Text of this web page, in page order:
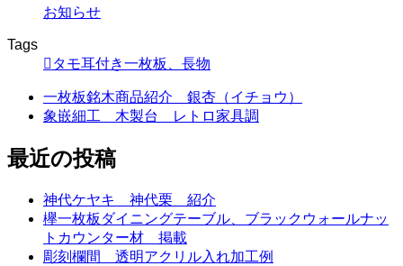
お知らせ
Tags
タモ耳付き一枚板、長物
一枚板銘木商品紹介 銀杏（イチョウ）
象嵌細工 木製台 レトロ家具調
最近の投稿
神代ケヤキ 神代栗 紹介
欅一枚板ダイニングテーブル、ブラックウォールナッ
トカウンター材 掲載
彫刻欄間 透明アクリル入れ加工例